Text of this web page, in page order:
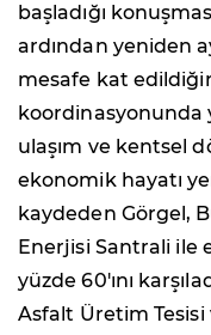
başladığı
ardından yeniden
mesafe kat
koordinasyonunda
ulaşım ve kentsel
ekonomik hayatı
kaydeden Görgel,
Enerjisi Santrali ile
yüzde 60'ını
Asfalt Üretim